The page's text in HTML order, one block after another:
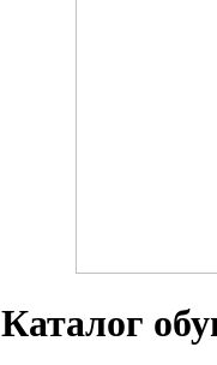
Каталог